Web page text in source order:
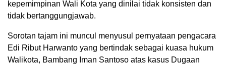
kepemimpinan Wali Kota yang dinilai tidak konsisten dan
tidak bertanggungjawab.
Sorotan tajam ini muncul menyusul pernyataan pengacara
Edi Ribut Harwanto yang bertindak sebagai kuasa hukum
Walikota, Bambang Iman Santoso atas kasus Dugaan